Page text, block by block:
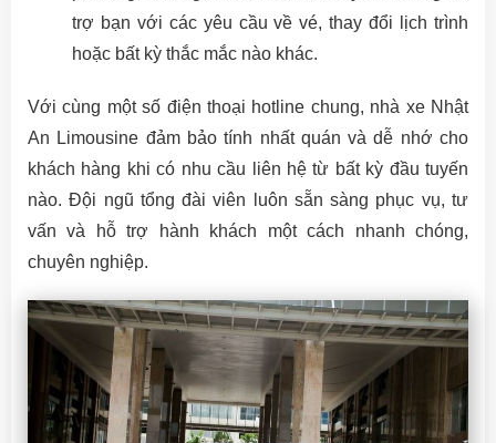
trợ bạn với các yêu cầu về vé, thay đổi lịch trình
hoặc bất kỳ thắc mắc nào khác.
Với cùng một số điện thoại hotline chung, nhà xe Nhật
An Limousine đảm bảo tính nhất quán và dễ nhớ cho
khách hàng khi có nhu cầu liên hệ từ bất kỳ đầu tuyến
nào. Đội ngũ tổng đài viên luôn sẵn sàng phục vụ, tư
vấn và hỗ trợ hành khách một cách nhanh chóng,
chuyên nghiệp.